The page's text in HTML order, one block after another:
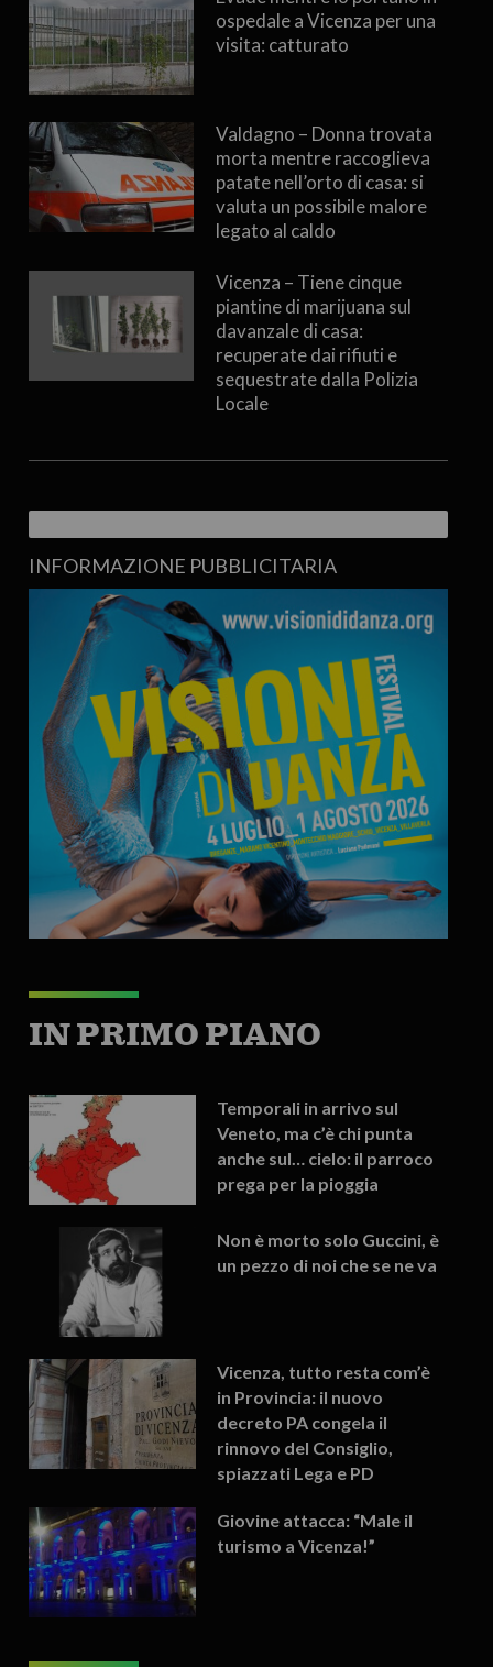
ospedale a Vicenza per una
visita: catturato
Valdagno – Donna trovata
morta mentre raccoglieva
patate nell’orto di casa: si
valuta un possibile malore
legato al caldo
Vicenza – Tiene cinque
piantine di marijuana sul
davanzale di casa:
recuperate dai rifiuti e
sequestrate dalla Polizia
Locale
INFORMAZIONE PUBBLICITARIA
IN PRIMO PIANO
Temporali in arrivo sul
Veneto, ma c’è chi punta
anche sul… cielo: il parroco
prega per la pioggia
Non è morto solo Guccini, è
un pezzo di noi che se ne va
Vicenza, tutto resta com’è
in Provincia: il nuovo
decreto PA congela il
rinnovo del Consiglio,
spiazzati Lega e PD
Giovine attacca: “Male il
turismo a Vicenza!”